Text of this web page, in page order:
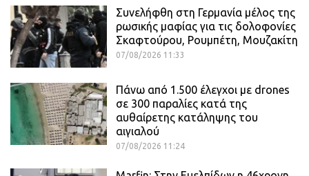
Συνελήφθη στη Γερμανία μέλος της
ρωσικής μαφίας για τις δολοφονίες
Σκαφτούρου, Ρουμπέτη, Μουζακίτη
07/08/2026 11:33
Πάνω από 1.500 έλεγχοι με drones
σε 300 παραλίες κατά της
αυθαίρετης κατάληψης του
αιγιαλού
07/08/2026 11:24